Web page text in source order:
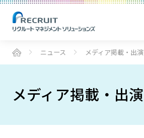
ニュース メディア掲載・出演
メディア掲載・出演